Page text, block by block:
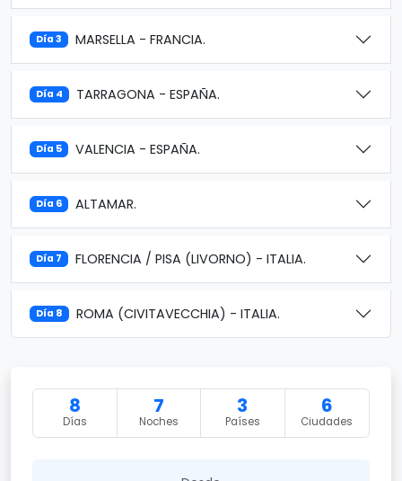
Día 3 MARSELLA - FRANCIA.
Día 4 TARRAGONA - ESPAÑA.
Día 5 VALENCIA - ESPAÑA.
Día 6 ALTAMAR.
Día 7 FLORENCIA / PISA (LIVORNO) - ITALIA.
Día 8 ROMA (CIVITAVECCHIA) - ITALIA.
8
Días
7
Noches
3
Países
6
Ciudades